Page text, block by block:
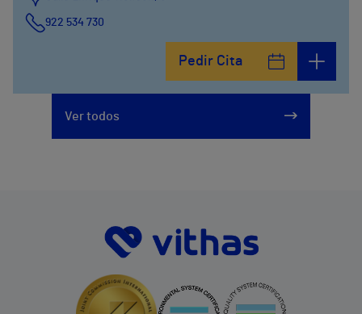
922 534 730
Pedir Cita
Ver todos